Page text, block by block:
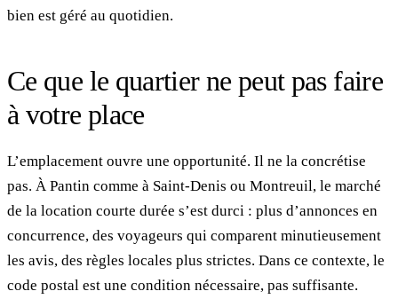
bien est géré au quotidien.
Ce que le quartier ne peut pas faire
à votre place
L’emplacement ouvre une opportunité. Il ne la concrétise
pas. À Pantin comme à Saint-Denis ou Montreuil, le marché
de la location courte durée s’est durci : plus d’annonces en
concurrence, des voyageurs qui comparent minutieusement
les avis, des règles locales plus strictes. Dans ce contexte, le
code postal est une condition nécessaire, pas suffisante.